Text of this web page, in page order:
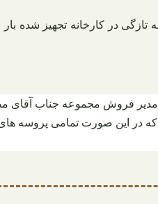
تازگی در کارخانه تجهیز شده
فروش مجموعه جناب آقای
در این صورت تمامی پروسه